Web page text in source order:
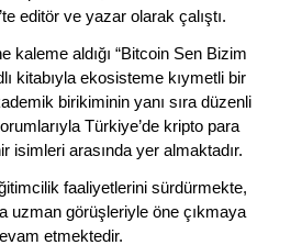
editör ve yazar olarak çalıştı.
kaleme aldığı “Bitcoin Sen Bizim
kitabıyla ekosisteme kıymetli bir
birikiminin yanı sıra düzenli
Türkiye’de kripto para
isimleri arasında yer almaktadır.
faaliyetlerini sürdürmekte,
uzman görüşleriyle öne çıkmaya
etmektedir.